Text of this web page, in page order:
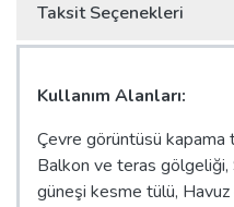
Taksit Seçenekleri
Kullanım Alanları:
Çevre görüntüsü
Balkon ve teras gölgeliği,
güneşi kesme tülü,